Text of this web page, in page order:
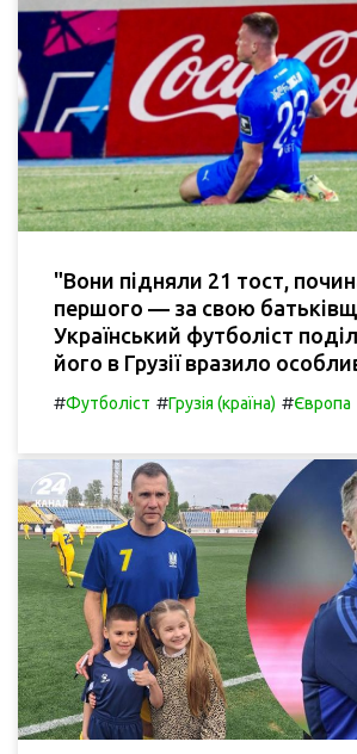
"Вони підняли 21 тост,
першого — за свою
Український футболіст
його в Грузії вразило
#Футболіст #Грузія (країна) #Європа